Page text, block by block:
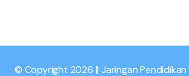
© Copyright 2026 || Jaringan Pendidikan